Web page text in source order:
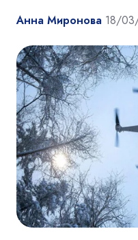
Анна Миронова 18/